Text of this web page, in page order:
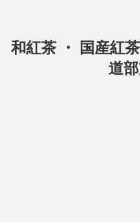
和紅茶 ・ 国産紅
道